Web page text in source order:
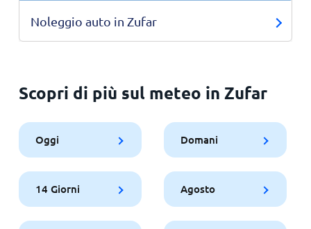
Noleggio auto in Zufar
Scopri di più sul meteo in Zufar
Oggi Domani
14 Giorni Agosto